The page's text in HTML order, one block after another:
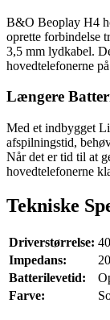
B&O Beoplay H4
oprette forbindelse
3,5 mm lydkabel.
hovedtelefonerne
Længere
Med et indbygget
afspilningstid,
Når det er tid til at
hovedtelefonerne
Tekniske
Driverstørrelse:
Impedans:
Batterilevetid:
Farve: